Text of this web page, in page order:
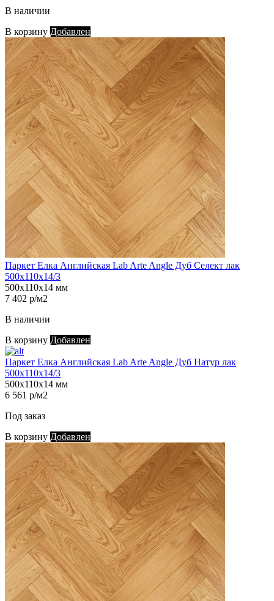
В наличии
В корзину Добавлен
Паркет Елка Английская Lab Arte Angle Дуб Селект лак
500х110х14/3
500х110х14 мм
7 402 р/м2
В наличии
В корзину Добавлен
Паркет Елка Английская Lab Arte Angle Дуб Натур лак
500х110х14/3
500х110х14 мм
6 561 р/м2
Под заказ
В корзину Добавлен